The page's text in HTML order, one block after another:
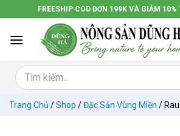
đến
dung
FREESHIP COD ĐƠN 199K VÀ GIẢM 10%
Trang Chủ /Shop /Đặc Sản Vùng Miền /